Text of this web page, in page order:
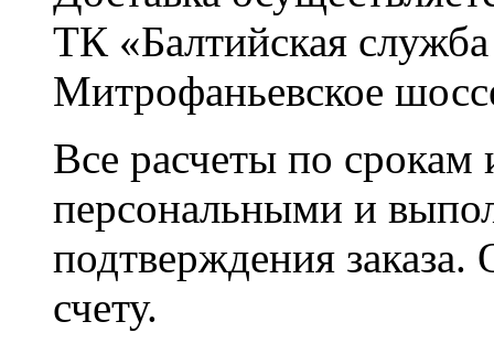
ТК «Балтийская
Митрофаньевское
Все расчеты по срокам
персональными и
подтверждения заказа.
счету.